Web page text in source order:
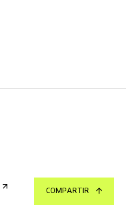
COMPARTIR